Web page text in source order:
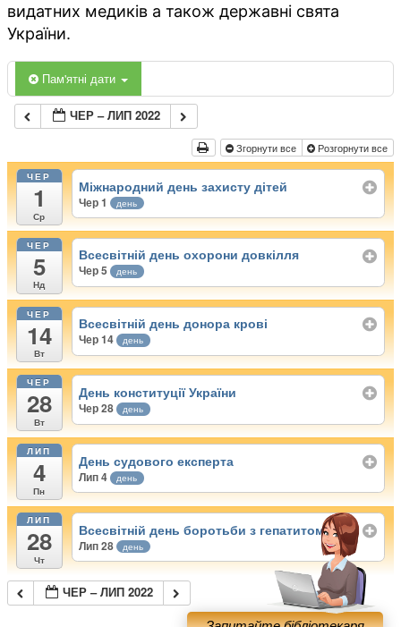
видатних медиків а також державні свята
України.
Пам'ятні дати
ЧЕР – ЛИП 2022
Згорнути все Розгорнути все
ЧЕР
1
Ср
Міжнародний день захисту дітей
Чер 1 день
ЧЕР
5
Нд
Всесвітній день охорони довкілля
Чер 5 день
ЧЕР
14
Вт
Всесвітній день донора крові
Чер 14 день
ЧЕР
28
Вт
День конституції України
Чер 28 день
ЛИП
4
Пн
День судового експерта
Лип 4 день
ЛИП
28
Чт
Всесвітній день боротьби з гепатитом
Лип 28 день
ЧЕР – ЛИП 2022